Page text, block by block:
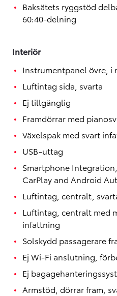
Baksätets ryggstöd
60:40-delning
Interiör
Instrumentpanel övre, i
Luftintag sida, svarta
Ej tillgänglig
Framdörrar med
Växelspak med svart
USB-uttag
Smartphone
CarPlay and Android
Luftintag, centralt,
Luftintag, centralt med
infattning
Solskydd passagerare
Ej Wi-Fi anslutning,
Ej
Armstöd, dörrar fram,